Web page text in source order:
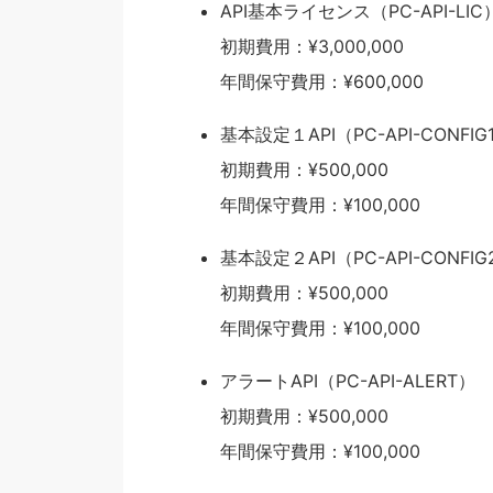
API基本ライセンス（PC-API-LIC）
初期費用：¥3,000,000
年間保守費用：¥600,000
基本設定１API（PC-API-CONFIG1
初期費用：¥500,000
年間保守費用：¥100,000
基本設定２API（PC-API-CONFIG2
初期費用：¥500,000
年間保守費用：¥100,000
アラートAPI（PC-API-ALERT）
初期費用：¥500,000
年間保守費用：¥100,000